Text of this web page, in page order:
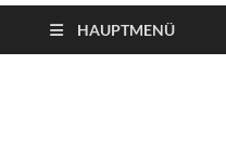
HAUPTMENÜ